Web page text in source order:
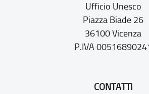
Ufficio Unesco
Piazza Biade 26
36100 Vicenza
P.IVA
CONTATTI